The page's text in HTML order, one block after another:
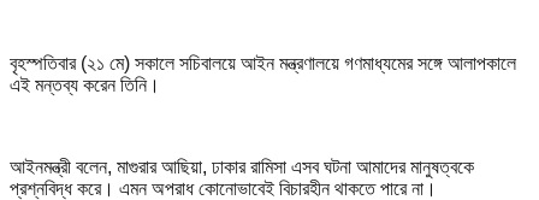
বৃহস্পতিবার (২১ মে) সকালে সচিবালয়ে আইন মন্ত্রণালয়ে গণমাধ্যমের সঙ্গে আলাপকালে
এই মন্তব্য করেন তিনি।
আইনমন্ত্রী বলেন, মাগুরার আছিয়া, ঢাকার রামিসা এসব ঘটনা আমাদের মানুষত্বকে
প্রশ্নবিদ্ধ করে। এমন অপরাধ কোনোভাবেই বিচারহীন থাকতে পারে না।